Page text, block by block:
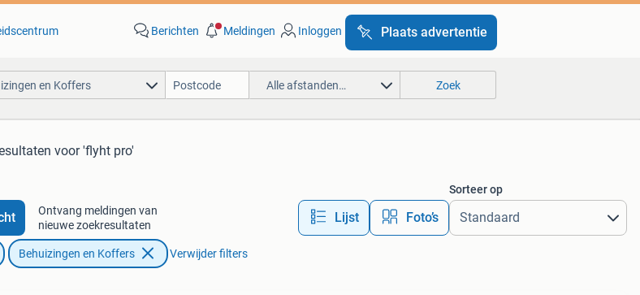
Berichten Meldingen Inloggen Plaats advertentie
en Koffers Alle afstanden… Zoek
voor 'flyht pro'
Ontvang meldingen van
nieuwe zoekresultaten
Lijst Foto’s
Sorteer op
Behuizingen en Koffers Verwijder filters